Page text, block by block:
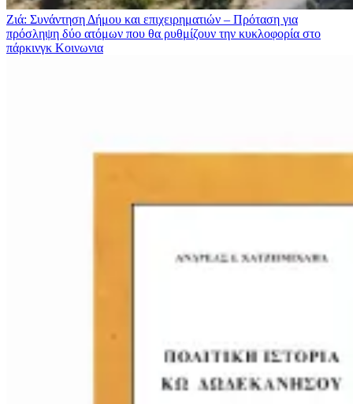
Ζιά: Συνάντηση Δήμου και επιχειρηματιών – Πρόταση για
πρόσληψη δύο ατόμων που θα ρυθμίζουν την κυκλοφορία στο
πάρκινγκ Κοινωνια